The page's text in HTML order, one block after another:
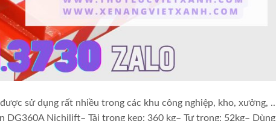
sử dụng rất nhiều trong các khu công nghiệp, kho, xưởng, ..
Nichilift– Tải trọng kẹp: 360 kg– Tự trọng: 52kg– Dùng